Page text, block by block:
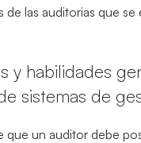
de las auditorias que se
y habilidades
sistemas de
que un auditor debe